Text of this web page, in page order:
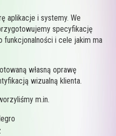
aplikacje i systemy. We
specyfikację
funkcjonalności i cele jakim ma
własną oprawę
wizualną klienta.
m.in.